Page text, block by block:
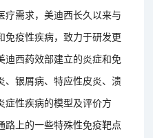
疗需求，美迪西长久以来与
免疫性疾病，致力于研发更
迪西药效部建立的炎症和免
、银屑病、特应性皮炎、溃
症性疾病的模型及评价方
路上的一些特殊性免疫靶点